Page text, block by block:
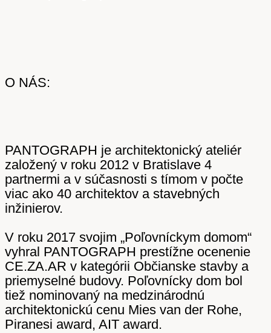
O NÁS:
PANTOGRAPH je architektonický ateliér
založený v roku 2012 v Bratislave 4
partnermi a v súčasnosti s tímom v počte
viac ako 40 architektov a stavebných
inžinierov.
V roku 2017 svojim „Poľovníckym domom“
vyhral PANTOGRAPH prestížne ocenenie
CE.ZA.AR v kategórii Občianske stavby a
priemyselné budovy. Poľovnícky dom bol
tiež nominovaný na medzinárodnú
architektonickú cenu Mies van der Rohe,
Piranesi award, AIT award.